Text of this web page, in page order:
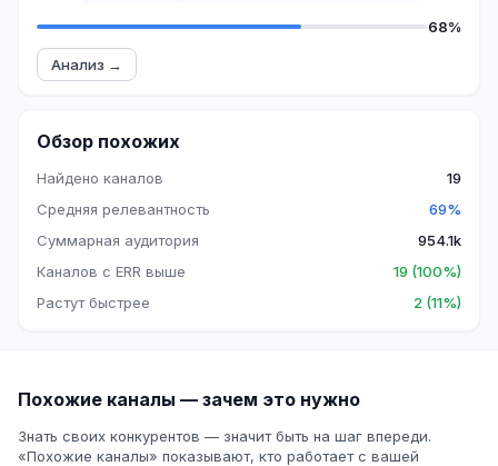
68%
Анализ →
Обзор похожих
Найдено каналов
19
Средняя релевантность
69%
Суммарная аудитория
954.1k
Каналов с ERR выше
19 (100%)
Растут быстрее
2 (11%)
Похожие каналы — зачем это нужно
Знать своих конкурентов — значит быть на шаг впереди.
«Похожие каналы» показывают, кто работает с вашей